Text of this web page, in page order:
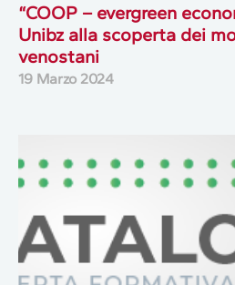
“COOP – evergreen
Unibz alla scoperta dei
venostani
19 Marzo 2024